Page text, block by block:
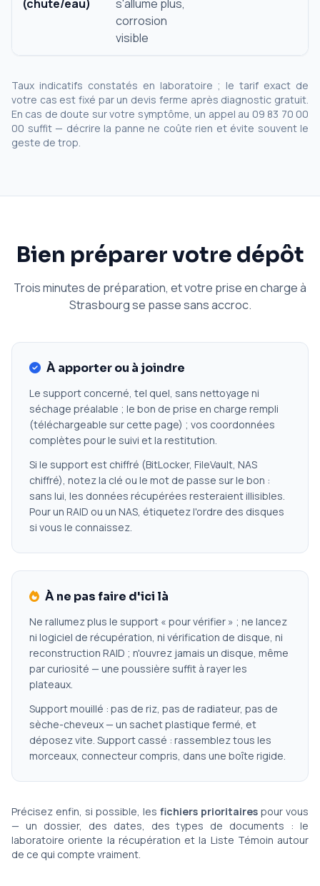
(chute/eau)
s'allume plus,
corrosion
visible
Taux indicatifs constatés en laboratoire ; le tarif exact de
votre cas est fixé par un devis ferme après diagnostic gratuit.
En cas de doute sur votre symptôme, un appel au 09 83 70 00
00 suffit — décrire la panne ne coûte rien et évite souvent le
geste de trop.
Bien préparer votre dépôt
Trois minutes de préparation, et votre prise en charge à
Strasbourg se passe sans accroc.
À apporter ou à joindre
Le support concerné, tel quel, sans nettoyage ni
séchage préalable ; le bon de prise en charge rempli
(téléchargeable sur cette page) ; vos coordonnées
complètes pour le suivi et la restitution.
Si le support est chiffré (BitLocker, FileVault, NAS
chiffré), notez la clé ou le mot de passe sur le bon :
sans lui, les données récupérées resteraient illisibles.
Pour un RAID ou un NAS, étiquetez l'ordre des disques
si vous le connaissez.
À ne pas faire d'ici là
Ne rallumez plus le support « pour vérifier » ; ne lancez
ni logiciel de récupération, ni vérification de disque, ni
reconstruction RAID ; n'ouvrez jamais un disque, même
par curiosité — une poussière suffit à rayer les
plateaux.
Support mouillé : pas de riz, pas de radiateur, pas de
sèche-cheveux — un sachet plastique fermé, et
déposez vite. Support cassé : rassemblez tous les
morceaux, connecteur compris, dans une boîte rigide.
Précisez enfin, si possible, les fichiers prioritaires pour vous
— un dossier, des dates, des types de documents : le
laboratoire oriente la récupération et la Liste Témoin autour
de ce qui compte vraiment.